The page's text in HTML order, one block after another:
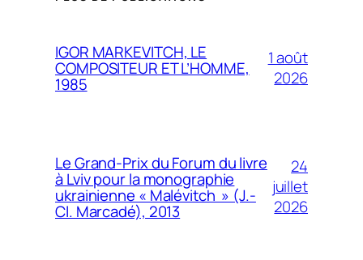
IGOR MARKEVITCH, LE
COMPOSITEUR ET L’HOMME,
1985
1 août
2026
Le Grand-Prix du Forum du livre
à Lviv pour la monographie
ukrainienne « Malévitch » (J.-
Cl. Marcadé), 2013
24
juillet
2026